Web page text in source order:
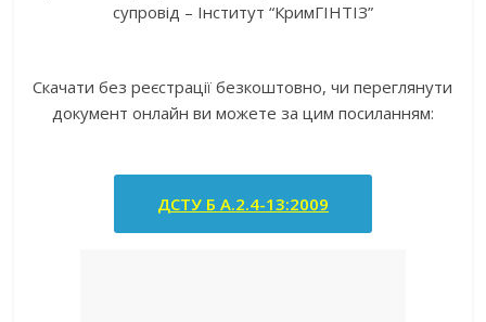
супровід – Інститут “КримГІНТІЗ”
Скачати без реєстрації безкоштовно, чи переглянути
документ онлайн ви можете за цим посиланням:
ДСТУ Б А.2.4-13:2009